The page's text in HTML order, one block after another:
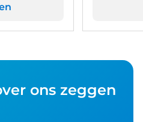
uw rit tot een
ons zeggen